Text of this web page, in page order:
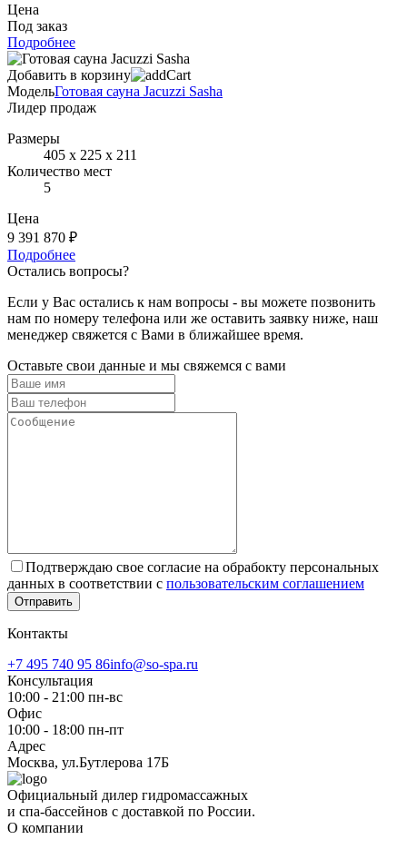
Цена
Под заказ
Подробнее
Добавить в корзину
МодельГотовая сауна Jacuzzi Sasha
Лидер продаж
Размеры
405 х 225 х 211
Количество мест
5
Цена
9 391 870 ₽
Подробнее
Остались вопросы?
Если у Вас остались к нам вопросы - вы можете позвонить
нам по номеру телефона или же оставить заявку ниже, наш
менеджер свяжется с Вами в ближайшее время.
Оставьте свои данные и мы свяжемся с вами
Подтверждаю свое согласие на обрабокту персональных
данных в соответствии с пользовательским соглашением
Отправить
Контакты
+7 495 740 95 86info@so-spa.ru
Консультация
10:00 - 21:00 пн-вс
Офис
10:00 - 18:00 пн-пт
Адрес
Москва, ул.Бутлерова 17Б
Официальный дилер гидромассажных
и спа-бассейнов с доставкой по России.
О компании